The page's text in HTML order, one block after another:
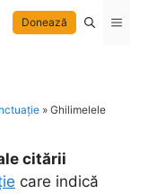
Donează Menu
» Ghilimelele
citării
care indică